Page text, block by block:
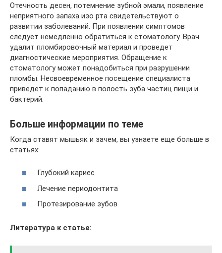
Отечность десен, потемнение зубной эмали, появление
неприятного запаха изо рта свидетельствуют о
развитии заболеваний. При появлении симптомов
следует немедленно обратиться к стоматологу. Врач
удалит пломбировочный материал и проведет
диагностические мероприятия. Обращение к
стоматологу может понадобиться при разрушении
пломбы. Несвоевременное посещение специалиста
приведет к попаданию в полость зуба частиц пищи и
бактерий.
Больше информации по теме
Когда ставят мышьяк и зачем, вы узнаете еще больше в
статьях:
Глубокий кариес
Лечение периодонтита
Протезирование зубов
Литература к статье: